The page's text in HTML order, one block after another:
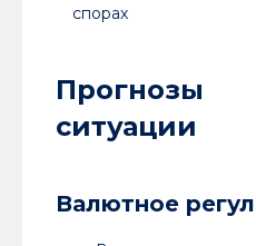
спорах
Прогнозы
ситуации
Валютное